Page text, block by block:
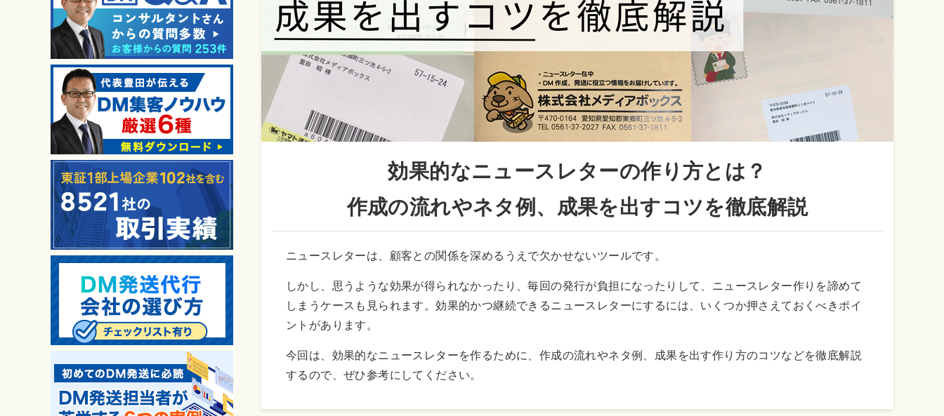
効果的なニュースレターの作り方とは？
作成の流れやネタ例、成果を出すコツを徹底解説
ニュースレターは、顧客との関係を深めるうえで欠かせないツールです。
しかし、思うような効果が得られなかったり、毎回の発行が負担になったりして、ニュースレター作りを諦めて
しまうケースも見られます。効果的かつ継続できるニュースレターにするには、いくつか押さえておくべきポイ
ントがあります。
今回は、効果的なニュースレターを作るために、作成の流れやネタ例、成果を出す作り方のコツなどを徹底解説
するので、ぜひ参考にしてください。